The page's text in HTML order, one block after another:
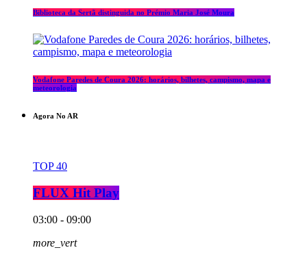
Biblioteca da Sertã distinguida no Prémio Maria José Moura
Vodafone Paredes de Coura 2026: horários, bilhetes, campismo, mapa e
meteorologia
Agora No AR
TOP 40
FLUX Hit Play
03:00 - 09:00
more_vert